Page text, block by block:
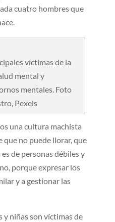
cuatro hombres que
víctimas de la
mental y
mentales. Foto
Pexels
una cultura machista
que no puede llorar, que
de personas débiles y
porque expresar los
y a gestionar las
y niñas son víctimas de